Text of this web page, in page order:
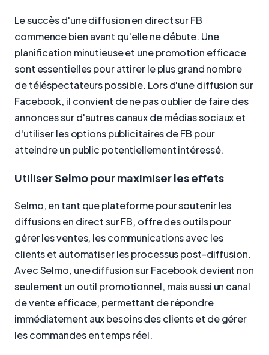
Le succès d'une diffusion en direct sur FB
commence bien avant qu'elle ne débute. Une
planification minutieuse et une promotion efficace
sont essentielles pour attirer le plus grand nombre
de téléspectateurs possible. Lors d'une diffusion sur
Facebook, il convient de ne pas oublier de faire des
annonces sur d'autres canaux de médias sociaux et
d'utiliser les options publicitaires de FB pour
atteindre un public potentiellement intéressé.
Utiliser Selmo pour maximiser les effets
Selmo, en tant que plateforme pour soutenir les
diffusions en direct sur FB, offre des outils pour
gérer les ventes, les communications avec les
clients et automatiser les processus post-diffusion.
Avec Selmo, une diffusion sur Facebook devient non
seulement un outil promotionnel, mais aussi un canal
de vente efficace, permettant de répondre
immédiatement aux besoins des clients et de gérer
les commandes en temps réel.